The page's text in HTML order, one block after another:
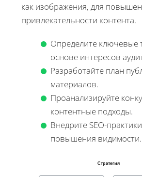
как изображения, для
привлекательности контента.
Определите ключевые
основе интересов
Разработайте план
материалов.
Проанализируйте
контентные подходы.
Внедрите SEO-
повышения видимости.
Стратегия